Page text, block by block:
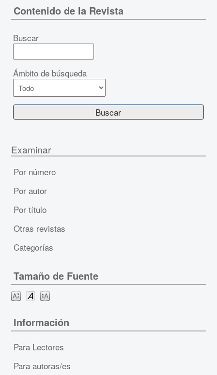
Contenido de la Revista
Buscar
Ámbito de búsqueda
Examinar
Por número
Por autor
Por título
Otras revistas
Categorías
Tamaño de Fuente
Información
Para Lectores
Para autoras/es